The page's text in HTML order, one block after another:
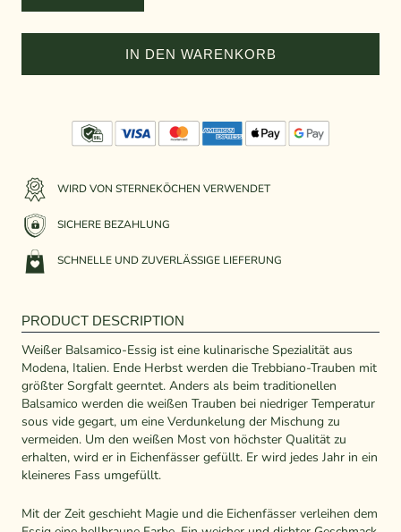
IN DEN WARENKORB
WIRD VON STERNEKÖCHEN VERWENDET
SICHERE BEZAHLUNG
SCHNELLE UND ZUVERLÄSSIGE LIEFERUNG
PRODUCT DESCRIPTION
Weißer Balsamico-Essig ist eine kulinarische Spezialität aus
Modena, Italien. Ende Herbst werden die Trebbiano-Trauben mit
größter Sorgfalt geerntet. Anders als beim traditionellen
Balsamico werden die weißen Trauben bei niedriger Temperatur
sous vide gegart, um eine Verdunkelung der Mischung zu
vermeiden. Um den weißen Most von höchster Qualität zu
erhalten, wird er in Eichenfässer gefüllt. Er wird jedes Jahr in ein
kleineres Fass umgefüllt.
Mit der Zeit geschieht Magie und die Eichenfässer verleihen dem